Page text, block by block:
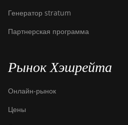
Генератор stratum
Партнерская программа
Рынок Хэшрейта
Онлайн-рынок
Цены